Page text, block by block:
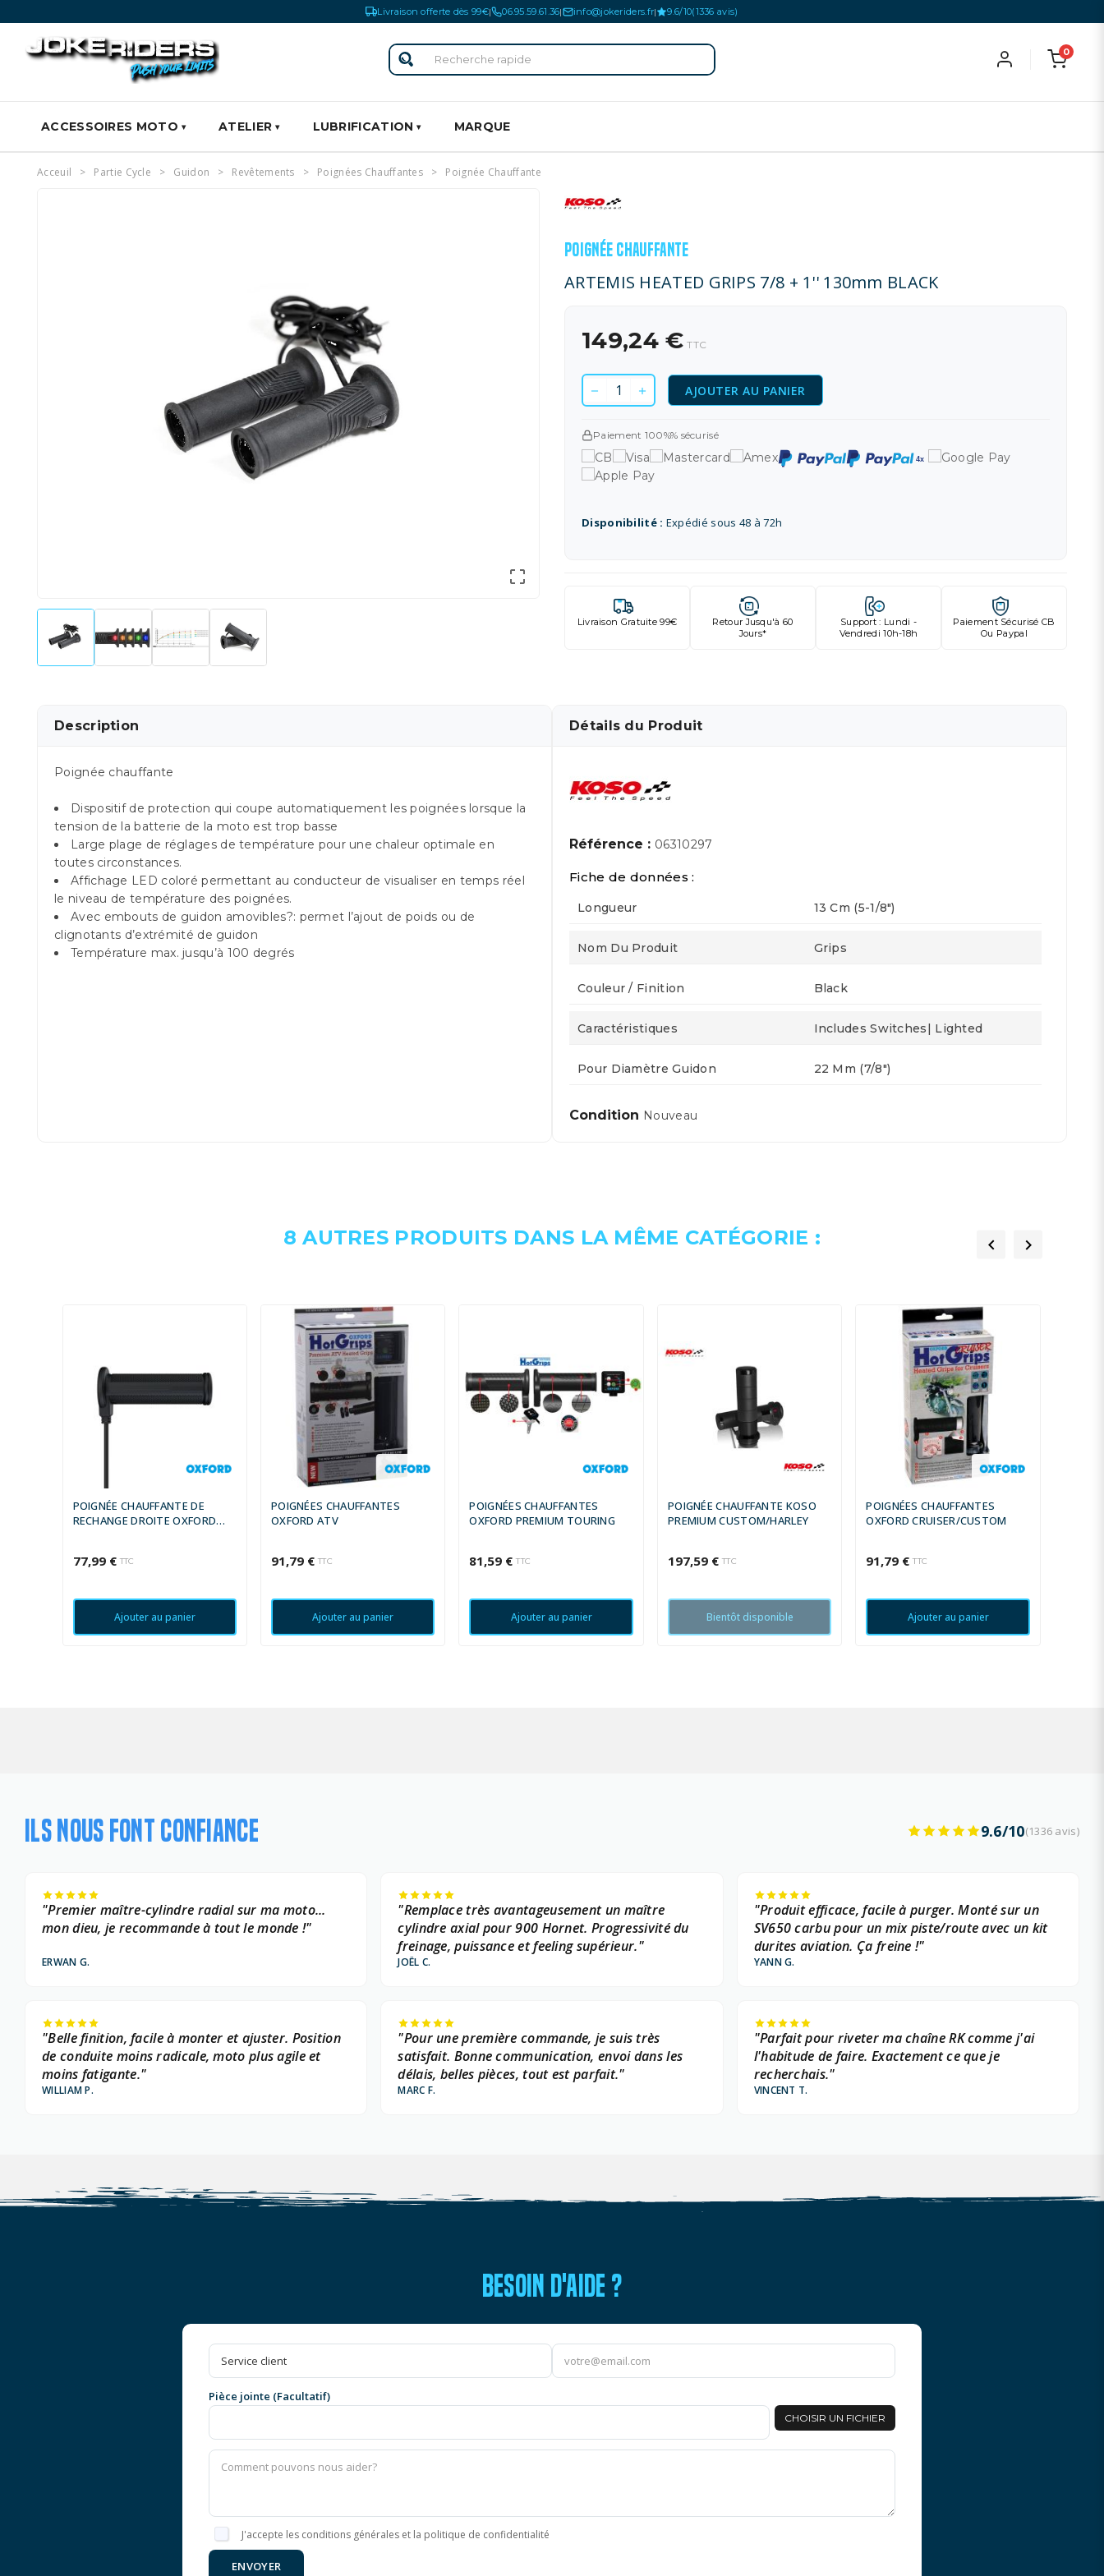
Livraison offerte dès 99€| 06.95.59.61.36| info@jokeriders.fr| 9.6/10(1336 avis)
0
ACCESSOIRES MOTO ATELIER LUBRIFICATION MARQUE
Acceuil Partie Cycle Guidon Revêtements Poignées Chauffantes Poignée Chauffante

POIGNÉE CHAUFFANTE
ARTEMIS HEATED GRIPS 7/8 + 1'' 130mm BLACK
149,24 € TTC
AJOUTER AU PANIER
Paiement 100%% sécurisé
Disponibilité : Expédié sous 48 à 72h
Livraison Gratuite 99€
Retour Jusqu'à 60
Jours*
Support : Lundi -
Vendredi 10h-18h
Paiement Sécurisé CB
Ou Paypal
Description
Poignée chauffante
Dispositif de protection qui coupe automatiquement les poignées lorsque la
tension de la batterie de la moto est trop basse
Large plage de réglages de température pour une chaleur optimale en
toutes circonstances.
Affichage LED coloré permettant au conducteur de visualiser en temps réel
le niveau de température des poignées.
Avec embouts de guidon amovibles?: permet l’ajout de poids ou de
clignotants d’extrémité de guidon
Température max. jusqu’à 100 degrés
Détails du Produit
Référence : 06310297
Fiche de données :
Longueur 13 Cm (5-1/8")
Nom Du Produit Grips
Couleur / Finition Black
Caractéristiques Includes Switches| Lighted
Pour Diamètre Guidon 22 Mm (7/8")
Condition Nouveau
8 AUTRES PRODUITS DANS LA MÊME CATÉGORIE :  
POIGNÉE CHAUFFANTE DE
RECHANGE DROITE OXFORD
77,99 € TTC
Ajouter au panier
POIGNÉES CHAUFFANTES
OXFORD ATV
91,79 € TTC
Ajouter au panier
POIGNÉES CHAUFFANTES
OXFORD PREMIUM TOURING
81,59 € TTC
Ajouter au panier
POIGNÉE CHAUFFANTE KOSO
PREMIUM CUSTOM/HARLEY
197,59 € TTC
Bientôt disponible
POIGNÉES CHAUFFANTES
OXFORD CRUISER/CUSTOM
91,79 € TTC
Ajouter au panier
ILS NOUS FONT CONFIANCE 9.6/10(1336 avis)
"Premier maître-cylindre radial sur ma moto...
mon dieu, je recommande à tout le monde !"
ERWAN G.
"Remplace très avantageusement un maître
cylindre axial pour 900 Hornet. Progressivité du
freinage, puissance et feeling supérieur."
JOËL C.
"Produit efficace, facile à purger. Monté sur un
SV650 carbu pour un mix piste/route avec un kit
durites aviation. Ça freine !"
YANN G.
"Belle finition, facile à monter et ajuster. Position
de conduite moins radicale, moto plus agile et
moins fatigante."
WILLIAM P.
"Pour une première commande, je suis très
satisfait. Bonne communication, envoi dans les
délais, belles pièces, tout est parfait."
MARC F.
"Parfait pour riveter ma chaîne RK comme j'ai
l'habitude de faire. Exactement ce que je
recherchais."
VINCENT T.
BESOIN D'AIDE ?
Pièce jointe (Facultatif)
CHOISIR UN FICHIER
J'accepte les conditions générales et la politique de confidentialité
ENVOYER